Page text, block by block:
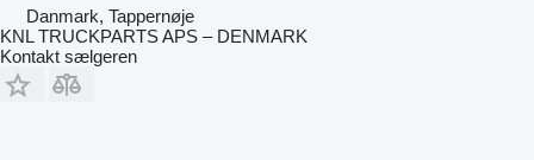
Danmark, Tappernøje
KNL TRUCKPARTS APS – DENMARK
Kontakt sælgeren